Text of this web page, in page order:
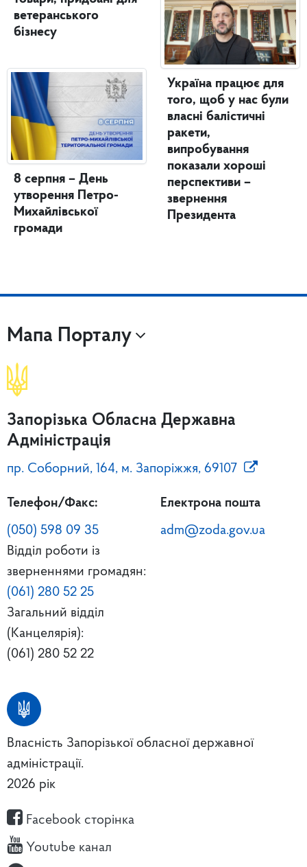
ветеранського
бізнесу
8 серпня – День
утворення Петро-
Михайлівської
громади
Україна працює для
того, щоб у нас були
власні балістичні
ракети,
випробування
показали хороші
перспективи –
звернення
Президента
Мапа Порталу
Запорізька Обласна Державна
Адміністрація
пр. Соборний, 164, м. Запоріжжя, 69107
Телефон/Факс:
(050) 598 09 35
Відділ роботи із
зверненнями громадян:
(061) 280 52 25
Загальний відділ
(Канцелярія):
(061) 280 52 22
Електрона пошта
adm@zoda.gov.ua
Власність Запорізької обласної державної
адміністрації.
2026 рік
Facebook сторінка
Youtube канал